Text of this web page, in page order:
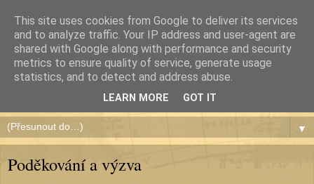
Čundr de América
▼
Poděkování a výzva
This site uses cookies from Google to deliver its services
and to analyze traffic. Your IP address and user-agent are
shared with Google along with performance and security
metrics to ensure quality of service, generate usage
statistics, and to detect and address abuse.
LEARN MORE GOT IT